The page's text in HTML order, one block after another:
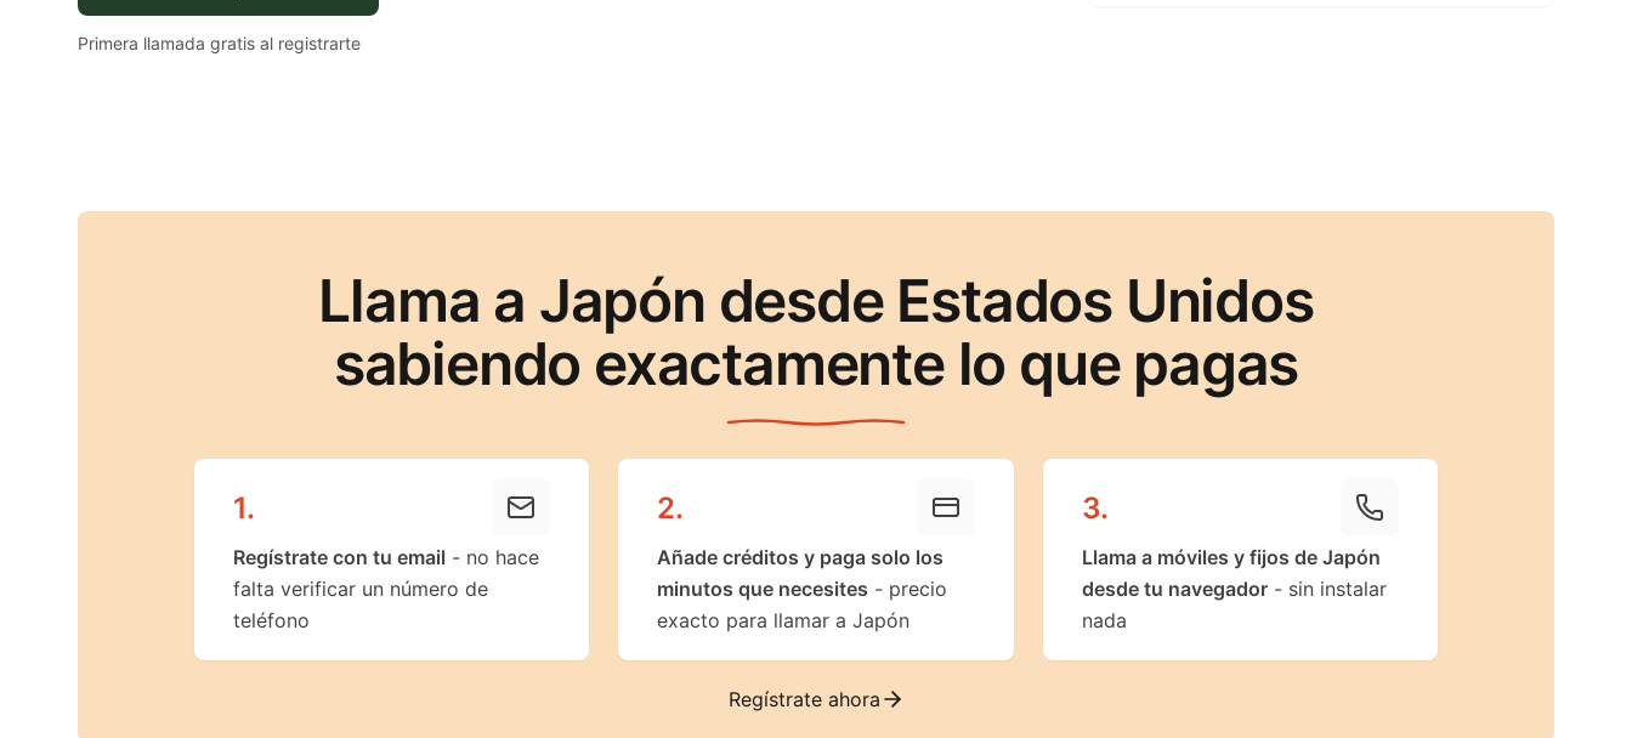
Primera llamada gratis al registrarte
Llama a Japón desde Estados Unidos
sabiendo exactamente lo que pagas
1.
Regístrate con tu email - no hace
falta verificar un número de
teléfono
2.
Añade créditos y paga solo los
minutos que necesites - precio
exacto para llamar a Japón
3.
Llama a móviles y fijos de Japón
desde tu navegador- sin instalar
nada
Regístrate ahora